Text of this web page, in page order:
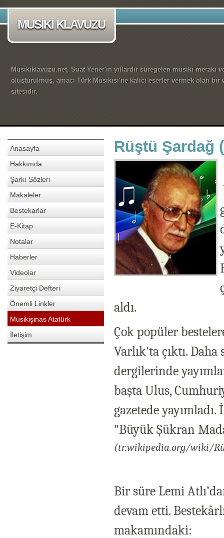
MUSİKİ KLAVUZU
Musikiklavuzu.net, Suat Yener'in yıllardır süregelen musiki merakı
oluşturulmuş, amacı Türk Musikisi'ne kalıcı eserler vermek olan bir
sitesidir.
Anasayfa
Hakkımda
Şarkı Sözleri
Makaleler
Bestekarlar
E-Kitap
Notalar
Haberler
Videolar
Ziyaretçi Defteri
Önemli Linkler
Musikişinas Atatürk
İletişim
Rüştü Şardağ
aldı.
Çok popüler
Varlık'ta çıktı.
dergilerinde
başta Ulus,
gazetede
"Büyük Şükran
(tr.wikipedia.org/wiki/
Bir süre Lemi
devam etti.
makamındaki: